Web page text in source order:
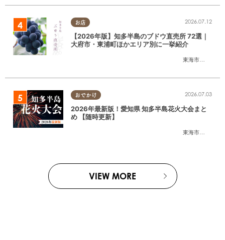
お店
東海市大府市
2026.07.12
【2026年版】知多半島のブドウ直売所 72選｜
大府市・東浦町ほかエリア別に一挙紹介
おでかけ
東海市大府市
2026.07.03
2026年最新版！愛知県 知多半島花火大会まと
め 【随時更新】
VIEW MORE